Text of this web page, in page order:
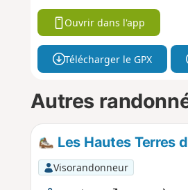
Ouvrir dans l'app
Télécharger le GPX
Autres
Les Hautes Terres
Visorandonneur